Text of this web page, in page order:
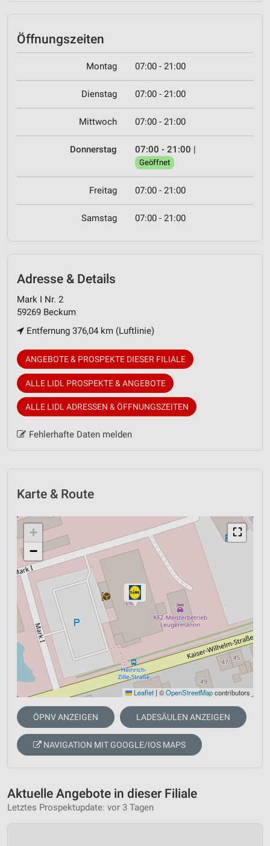
Öffnungszeiten
Montag 07:00 - 21:00
Dienstag 07:00 - 21:00
Mittwoch 07:00 - 21:00
Donnerstag 07:00 - 21:00 |
Geöffnet
Freitag 07:00 - 21:00
Samstag 07:00 - 21:00
Adresse & Details
Mark I Nr. 2
59269 Beckum
Entfernung 376,04 km (Luftlinie)
ANGEBOTE & PROSPEKTE DIESER FILIALE
ALLE LIDL PROSPEKTE & ANGEBOTE
ALLE LIDL ADRESSEN & ÖFFNUNGSZEITEN
Fehlerhafte Daten melden
Karte & Route
⛶
+
−
Leaflet | ©OpenStreetMapcontributors
ÖPNV ANZEIGEN LADESÄULEN ANZEIGEN
NAVIGATION MIT GOOGLE/IOS MAPS
Aktuelle Angebote in dieser Filiale
Letztes Prospektupdate: vor 3 Tagen